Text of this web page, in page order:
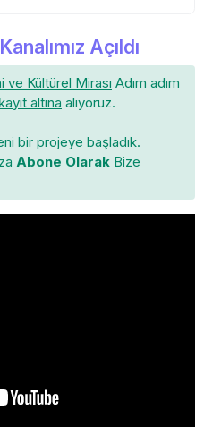
Açıldı
ve Kültürel Mirası Adım adım
altına alıyoruz.
bir projeye başladık.
Abone Olarak Bize